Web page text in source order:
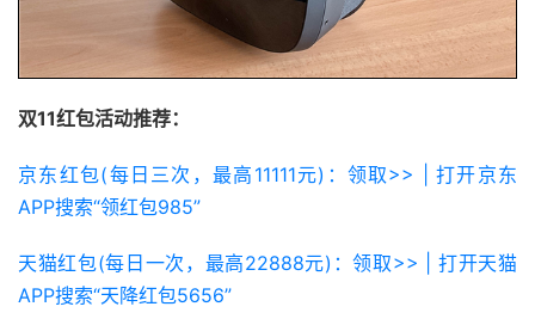
双11红包活动推荐：
京东红包(每日三次，最高11111元)：领取>> | 打开京东
APP搜索“领红包985”
天猫红包(每日一次，最高22888元)：领取>> | 打开天猫
APP搜索“天降红包5656”